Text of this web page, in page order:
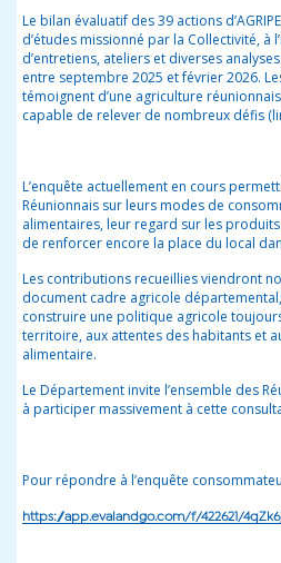
Le bilan évaluatif des 39 actions
d’études missionné par la Collectivité, à
d’entretiens, ateliers et diverses
entre septembre 2025 et février 2026.
témoignent d’une agriculture
capable de relever de nombreux défis
L’enquête actuellement en cours
Réunionnais sur leurs modes de
alimentaires, leur regard sur les
de renforcer encore la place du local
Les contributions recueillies viendront
document cadre agricole
construire une politique agricole
territoire, aux attentes des habitants et
alimentaire.
Le Département invite l’ensemble des
à participer massivement à cette
Pour répondre à l’enquête
https://app.evalandgo.com/f/422621/